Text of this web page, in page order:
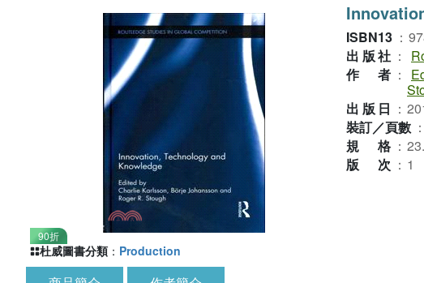
90折
ISBN13 ：
出版社 ：
作者 ：
出版日 ：
裝訂／頁數 ：
規格 ：
版次 ： 1
杜威圖書分類 ： Production